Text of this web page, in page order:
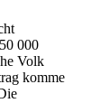
000
Volk
komme